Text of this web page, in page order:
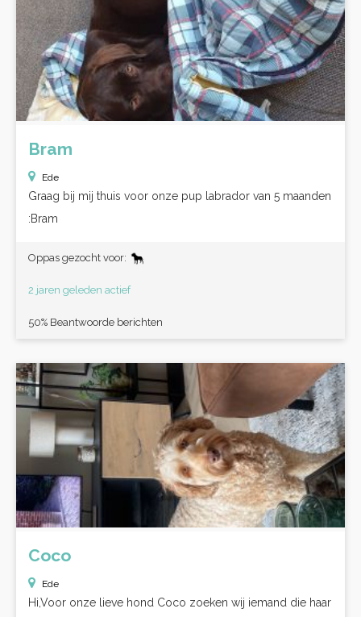
Bram
Ede
Graag bij mij thuis voor onze pup labrador van 5 maanden
:Bram
Oppas gezocht voor:
2 jaren geleden actief
50% Beantwoorde berichten
Coco
Ede
Hi,Voor onze lieve hond Coco zoeken wij iemand die haar